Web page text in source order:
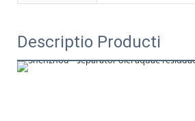
Descriptio Producti